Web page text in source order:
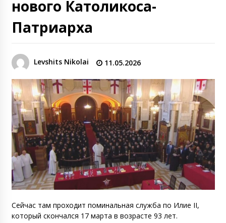
нового Католикоса-
Патриарха
Levshits Nikolai 11.05.2026
Сейчас там проходит поминальная служба по Илие II,
который скончался 17 марта в возрасте 93 лет.